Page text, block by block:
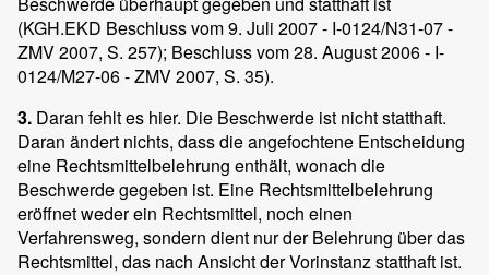
(KGH.EKD Beschluss vom 9. Juli 2007 - I-0124/N31-07 -
ZMV 2007, S. 257); Beschluss vom 28. August 2006 - I-
0124/M27-06 - ZMV 2007, S. 35).
3. Daran fehlt es hier. Die Beschwerde ist nicht statthaft.
Daran ändert nichts, dass die angefochtene Entscheidung
eine Rechtsmittelbelehrung enthält, wonach die
Beschwerde gegeben ist. Eine Rechtsmittelbelehrung
eröffnet weder ein Rechtsmittel, noch einen
Verfahrensweg, sondern dient nur der Belehrung über das
Rechtsmittel, das nach Ansicht der Vorinstanz statthaft ist.